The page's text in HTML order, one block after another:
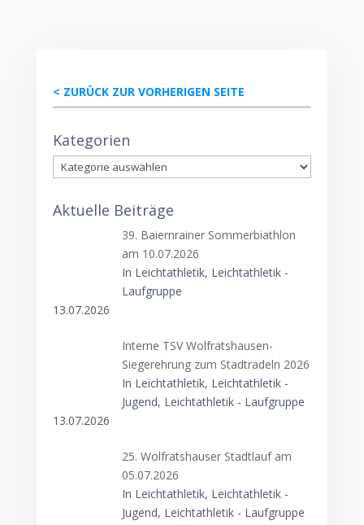
< ZURÜCK ZUR VORHERIGEN SEITE
Kategorien
Kategorien
Aktuelle Beiträge
39. Baiernrainer Sommerbiathlon
am 10.07.2026
In Leichtathletik, Leichtathletik -
Laufgruppe
13.07.2026
Interne TSV Wolfratshausen-
Siegerehrung zum Stadtradeln 2026
In Leichtathletik, Leichtathletik -
Jugend, Leichtathletik - Laufgruppe
13.07.2026
25. Wolfratshauser Stadtlauf am
05.07.2026
In Leichtathletik, Leichtathletik -
Jugend, Leichtathletik - Laufgruppe